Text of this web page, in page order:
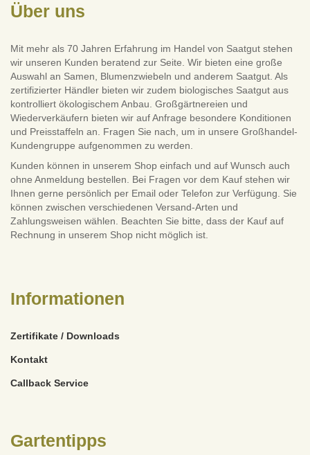
Über uns
Mit mehr als 70 Jahren Erfahrung im Handel von Saatgut stehen
wir unseren Kunden beratend zur Seite. Wir bieten eine große
Auswahl an Samen, Blumenzwiebeln und anderem Saatgut. Als
zertifizierter Händler bieten wir zudem biologisches Saatgut aus
kontrolliert ökologischem Anbau. Großgärtnereien und
Wiederverkäufern bieten wir auf Anfrage besondere Konditionen
und Preisstaffeln an. Fragen Sie nach, um in unsere Großhandel-
Kundengruppe aufgenommen zu werden.
Kunden können in unserem Shop einfach und auf Wunsch auch
ohne Anmeldung bestellen. Bei Fragen vor dem Kauf stehen wir
Ihnen gerne persönlich per Email oder Telefon zur Verfügung. Sie
können zwischen verschiedenen Versand-Arten und
Zahlungsweisen wählen. Beachten Sie bitte, dass der Kauf auf
Rechnung in unserem Shop nicht möglich ist.
Informationen
Zertifikate / Downloads
Kontakt
Callback Service
Gartentipps